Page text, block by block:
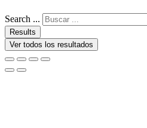
Search ...
Results
Ver todos los resultados